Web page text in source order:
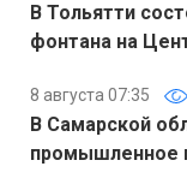
В Тольятти
фонтана на
8 августа 07:35
В Самарской
промышленное